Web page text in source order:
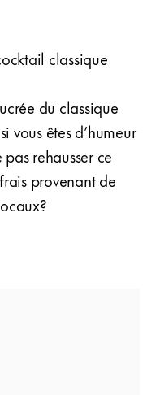
classique
du classique
vous êtes d’humeur
rehausser ce
provenant de